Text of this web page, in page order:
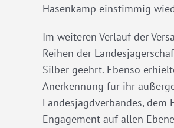
Hasenkamp einstimmig
Im weiteren Verlauf der
Reihen der
Silber geehrt. Ebenso
Anerkennung für ihr
Landesjagdverbandes, dem
Engagement auf allen